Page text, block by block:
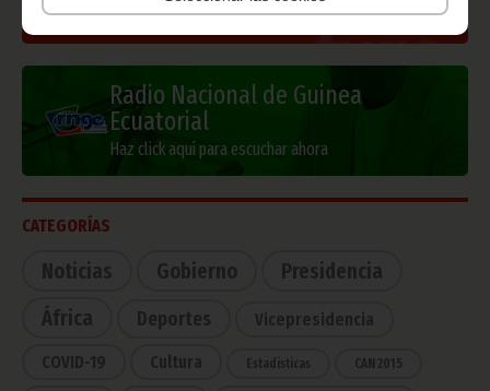
Radio Nacional de Guinea
Ecuatorial
Haz click aquí para escuchar ahora
CATEGORÍAS
Noticias Gobierno
Presidencia
África
Deportes Vicepresidencia
COVID-19 Cultura Estadísticas CAN 2015